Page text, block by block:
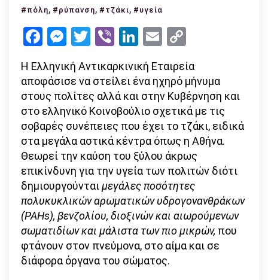
άκρως
για
#πόλη, #ρύπανση, #τζάκι, #υγεία
Facebook
Messenger
Twitter
ViberLinkedIn
Email
Link
Η Ελληνική Αντικαρκινική Εταιρεία
αποφάσισε να στείλει ένα ηχηρό μήνυμα
στους πολίτες αλλά και στην Κυβέρνηση και
στο ελληνικό Κοινοβούλιο σχετικά με τις
σοβαρές συνέπειες που έχει το τζάκι, ειδικά
στα μεγάλα αστικά κέντρα όπως η Αθήνα.
Θεωρεί την καύση του ξύλου άκρως
επικίνδυνη για την υγεία των πολιτών διότι
δημιουργούνταιμεγάλες ποσότητες
πολυκυκλικών αρωματικών υδρογονανθράκων
(PAHs), βενζολίου, διοξινών και αιωρούμενων
σωματιδίων και μάλιστα των πιο μικρών, που
φτάνουν στον πνεύμονα, στο αίμα και σε
διάφορα όργανα του σώματος.